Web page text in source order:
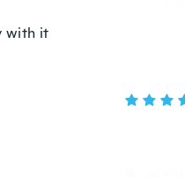
with it